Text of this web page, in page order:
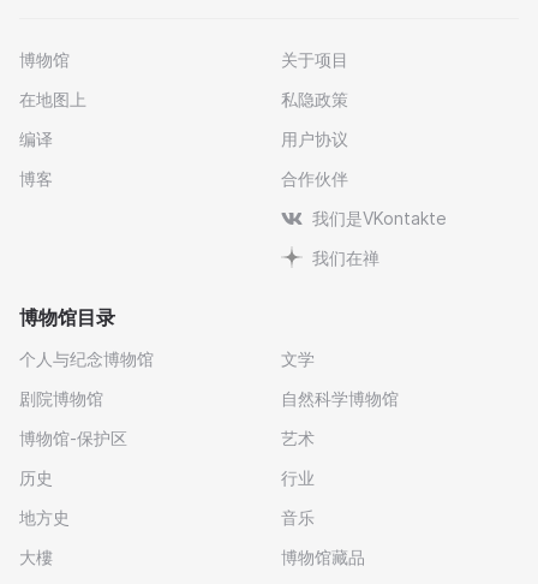
博物馆
在地图上
编译
博客
关于项目
私隐政策
用户协议
合作伙伴
我们是VKontakte
我们在禅
博物馆目录
个人与纪念博物馆
剧院博物馆
博物馆-保护区
历史
地方史
大樓
文学
自然科学博物馆
艺术
行业
音乐
博物馆藏品